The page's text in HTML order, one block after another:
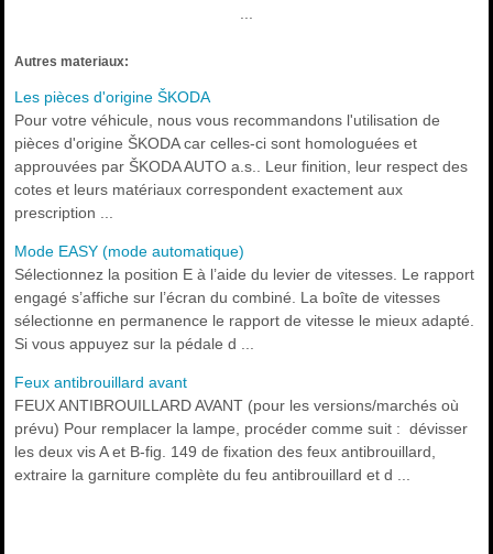
Autres materiaux:
Les pièces d'origine ŠKODA
Pour votre véhicule, nous vous recommandons l'utilisation de
pièces d'origine ŠKODA car celles-ci sont homologuées et
approuvées par ŠKODA AUTO a.s.. Leur finition, leur respect des
cotes et leurs matériaux correspondent exactement aux
prescription ...
Mode EASY (mode automatique)
Sélectionnez la position E à l’aide du levier de vitesses. Le rapport
engagé s’affiche sur l’écran du combiné. La boîte de vitesses
sélectionne en permanence le rapport de vitesse le mieux adapté.
Si vous appuyez sur la pédale d ...
Feux antibrouillard avant
FEUX ANTIBROUILLARD AVANT (pour les versions/marchés où
prévu) Pour remplacer la lampe, procéder comme suit : dévisser
les deux vis A et B-fig. 149 de fixation des feux antibrouillard,
extraire la garniture complète du feu antibrouillard et d ...